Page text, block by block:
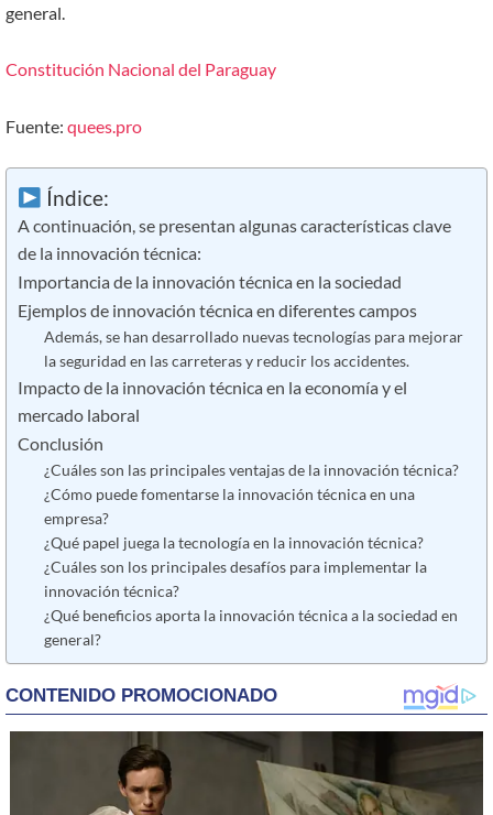
general.
Constitución Nacional del Paraguay
Fuente: quees.pro
Índice:
A continuación, se presentan algunas características clave
de la innovación técnica:
Importancia de la innovación técnica en la sociedad
Ejemplos de innovación técnica en diferentes campos
Además, se han desarrollado nuevas tecnologías para mejorar
la seguridad en las carreteras y reducir los accidentes.
Impacto de la innovación técnica en la economía y el
mercado laboral
Conclusión
¿Cuáles son las principales ventajas de la innovación técnica?
¿Cómo puede fomentarse la innovación técnica en una
empresa?
¿Qué papel juega la tecnología en la innovación técnica?
¿Cuáles son los principales desafíos para implementar la
innovación técnica?
¿Qué beneficios aporta la innovación técnica a la sociedad en
general?